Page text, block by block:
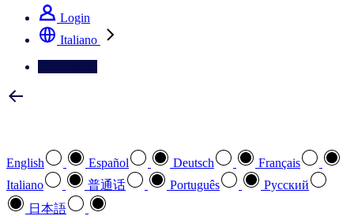
Login
Italiano
English Español Deutsch
Français
Italiano
普通话 Português
Pусский
日本語